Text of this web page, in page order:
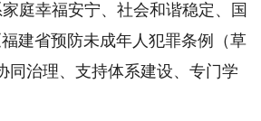
庭幸福安宁、社会和谐稳定、国
建省预防未成年人犯罪条例（草
同治理、支持体系建设、专门学